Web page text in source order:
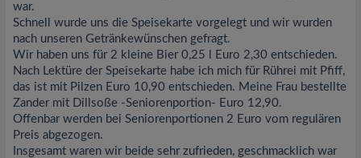
war.
Schnell wurde uns die Speisekarte vorgelegt und wir wurden
nach unseren Getränkewünschen gefragt.
Wir haben uns für 2 kleine Bier 0,25 l Euro 2,30 entschieden.
Nach Lektüre der Speisekarte habe ich mich für Rührei mit Pfiff,
das ist mit Pilzen Euro 10,90 entschieden. Meine Frau bestellte
Zander mit Dillsoße -Seniorenportion- Euro 12,90.
Offenbar werden bei Seniorenportionen 2 Euro vom regulären
Preis abgezogen.
Insgesamt waren wir beide sehr zufrieden, geschmacklich war